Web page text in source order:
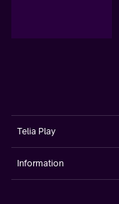
Telia Play
Information